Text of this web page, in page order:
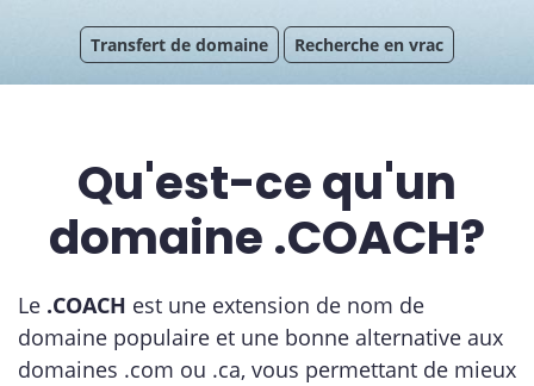
Transfert de domaine Recherche en vrac
Qu'est-ce qu'un
domaine .COACH?
Le .COACH est une extension de nom de
domaine populaire et une bonne alternative aux
domaines .com ou .ca, vous permettant de mieux